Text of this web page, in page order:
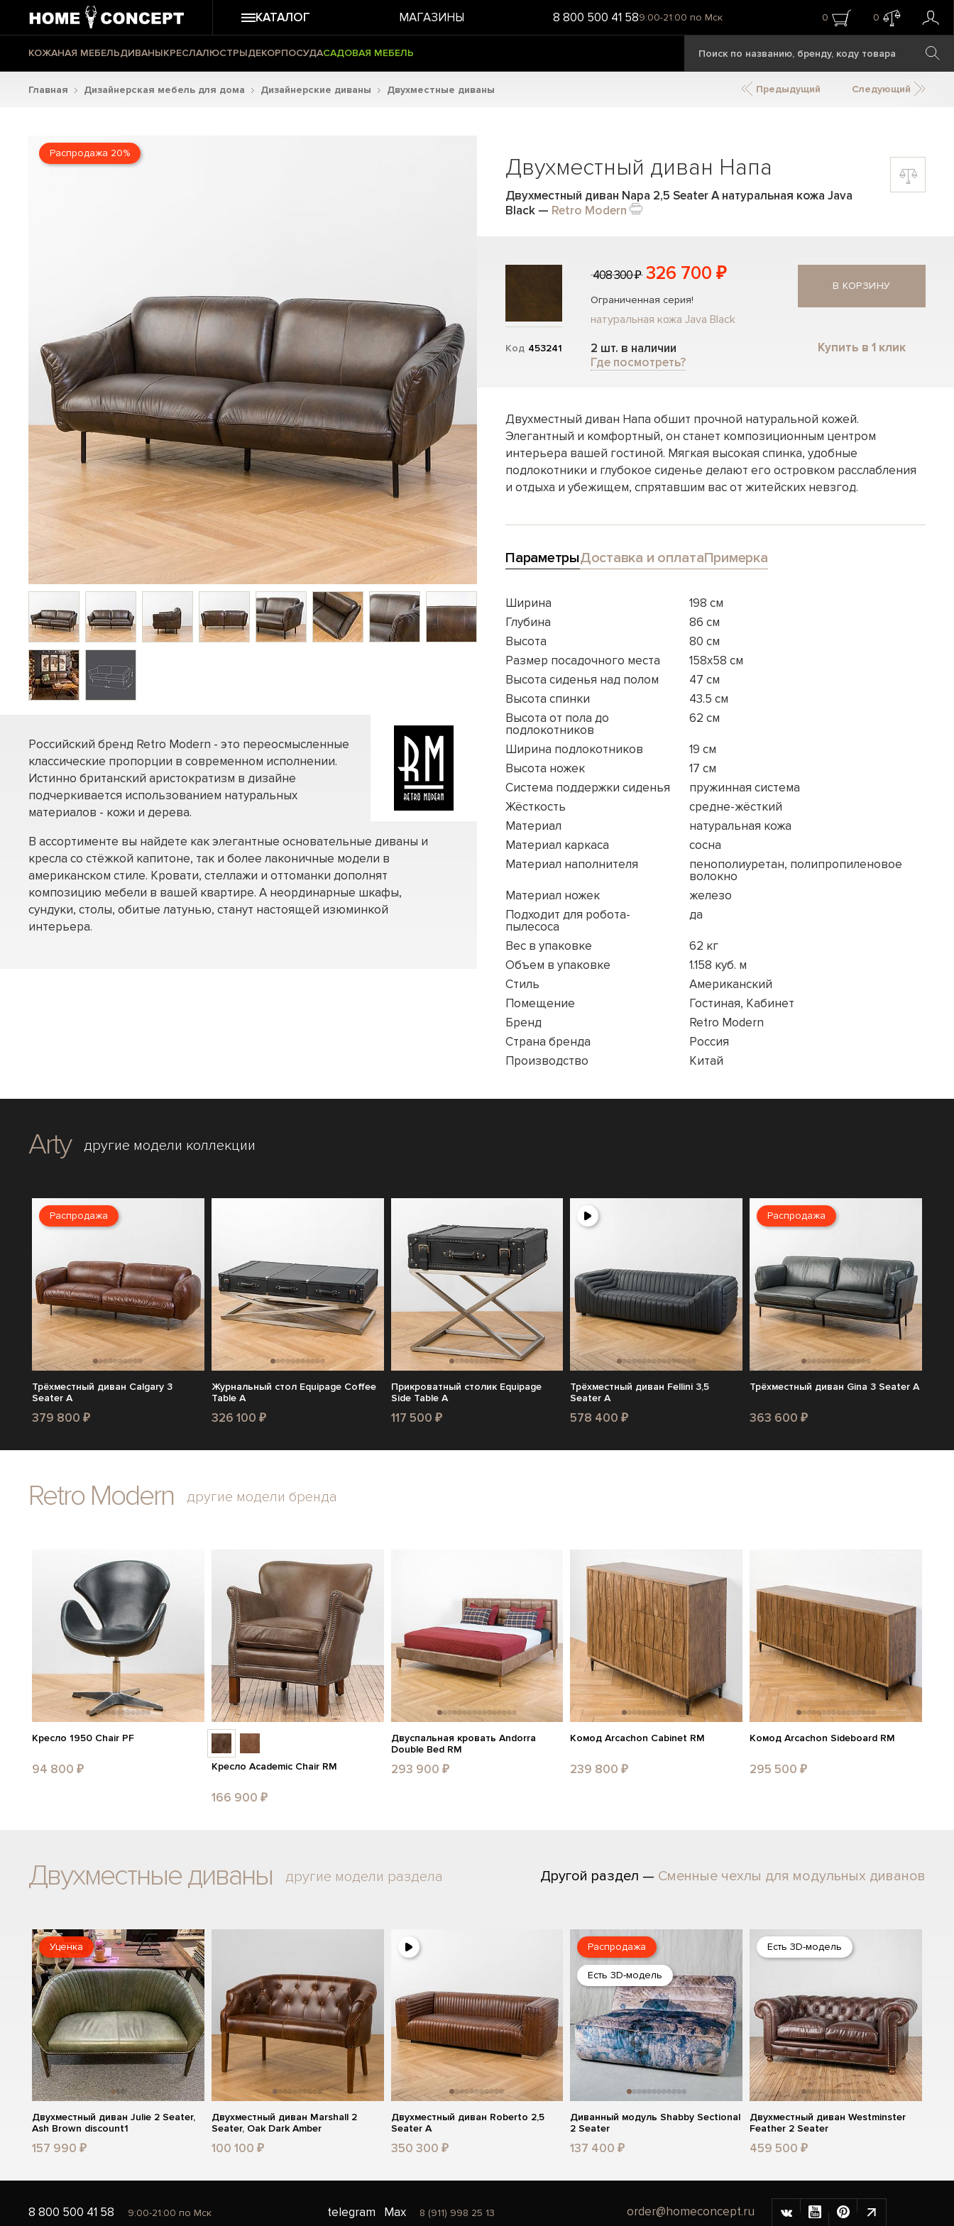
КАТАЛОГ МАГАЗИНЫ 8 800 500 41 589:00-21:00 по Мск 0 0
КОЖАНАЯ МЕБЕЛЬДИВАНЫКРЕСЛАЛЮСТРЫДЕКОРПОСУДАСАДОВАЯ МЕБЕЛЬ
Главная Дизайнерская мебель для дома Дизайнерские диваны Двухместные диваны Предыдущий Следующий
Распродажа 20%
Российский бренд Retro Modern - это переосмысленные
классические пропорции в современном исполнении.
Истинно британский аристократизм в дизайне
подчеркивается использованием натуральных
материалов - кожи и дерева.
В ассортименте вы найдете как элегантные основательные диваны и
кресла со стёжкой капитоне, так и более лаконичные модели в
американском стиле. Кровати, стеллажи и оттоманки дополнят
композицию мебели в вашей квартире. А неординарные шкафы,
сундуки, столы, обитые латунью, станут настоящей изюминкой
интерьера.
Двухместный диван Напа
Двухместный диван Napa 2,5 Seater A натуральная кожа Java
Black — Retro Modern
Код 453241
408 300 ₽ 326 700 ₽
Ограниченная серия!
натуральная кожа Java Black
2 шт. в наличии
Где посмотреть?
В КОРЗИНУ
Купить в 1 клик
Двухместный диван Напа обшит прочной натуральной кожей.
Элегантный и комфортный, он станет композиционным центром
интерьера вашей гостиной. Мягкая высокая спинка, удобные
подлокотники и глубокое сиденье делают его островком расслабления
и отдыха и убежищем, спрятавшим вас от житейских невзгод.
ПараметрыДоставка и оплатаПримерка
Ширина
198 см
Глубина
86 см
Высота
80 см
Размер посадочного места
158x58 см
Высота сиденья над полом
47 см
Высота спинки
43.5 см
Высота от пола до
подлокотников
62 см
Ширина подлокотников
19 см
Высота ножек
17 см
Система поддержки сиденья
пружинная система
Жёсткость
средне-жёсткий
Материал
натуральная кожа
Материал каркаса
сосна
Материал наполнителя
пенополиуретан, полипропиленовое
волокно
Материал ножек
железо
Подходит для робота-
пылесоса
да
Вес в упаковке
62 кг
Объем в упаковке
1.158 куб. м
Стиль
Американский
Помещение
Гостиная, Кабинет
Бренд
Retro Modern
Страна бренда
Россия
Производство
Китай
Arty другие модели коллекции
Распродажа
Трёхместный диван Calgary 3
Seater A
379 800 ₽
Журнальный стол Equipage Coffee
Table A
326 100 ₽
Прикроватный столик Equipage
Side Table A
117 500 ₽
Трёхместный диван Fellini 3,5
Seater A
578 400 ₽
Распродажа
Трёхместный диван Gina 3 Seater A
363 600 ₽
Retro Modern другие модели бренда
Кресло 1950 Chair PF
94 800 ₽ Кресло Academic Chair RM
166 900 ₽
Двуспальная кровать Andorra
Double Bed RM
293 900 ₽
Комод Arcachon Cabinet RM
239 800 ₽
Комод Arcachon Sideboard RM
295 500 ₽
Двухместные диваны другие модели раздела Другой раздел — Сменные чехлы для модульных диванов
Уценка
Двухместный диван Julie 2 Seater,
Ash Brown discount1
157 990 ₽
Двухместный диван Marshall 2
Seater, Oak Dark Amber
100 100 ₽
Двухместный диван Roberto 2,5
Seater A
350 300 ₽
Распродажа
Есть 3D-модель
Диванный модуль Shabby Sectional
2 Seater
137 400 ₽
Есть 3D-модель
Двухместный диван Westminster
Feather 2 Seater
459 500 ₽
8 800 500 41 58 9:00-21:00 по Мск telegram Max 8 (911) 998 25 13 order@homeconcept.ru